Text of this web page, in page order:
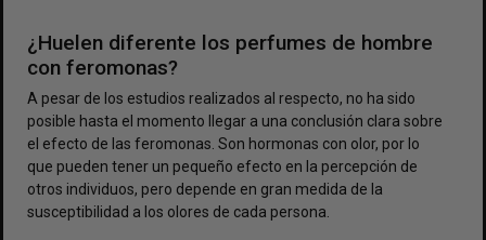
¿Huelen diferente los perfumes de hombre
con feromonas?
A pesar de los estudios realizados al respecto, no ha sido
posible hasta el momento llegar a una conclusión clara sobre
el efecto de las feromonas. Son hormonas con olor, por lo
que pueden tener un pequeño efecto en la percepción de
otros individuos, pero depende en gran medida de la
susceptibilidad a los olores de cada persona.